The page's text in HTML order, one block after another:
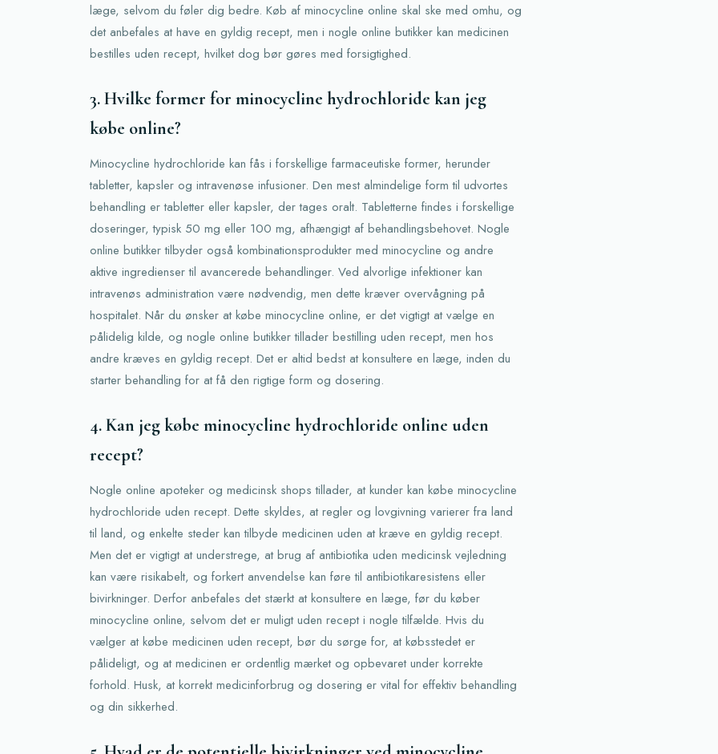
læge, selvom du føler dig bedre. Køb af minocycline online skal ske med omhu, og
det anbefales at have en gyldig recept, men i nogle online butikker kan medicinen
bestilles uden recept, hvilket dog bør gøres med forsigtighed.
3. Hvilke former for minocycline hydrochloride kan jeg
købe online?
Minocycline hydrochloride kan fås i forskellige farmaceutiske former, herunder
tabletter, kapsler og intravenøse infusioner. Den mest almindelige form til udvortes
behandling er tabletter eller kapsler, der tages oralt. Tabletterne findes i forskellige
doseringer, typisk 50 mg eller 100 mg, afhængigt af behandlingsbehovet. Nogle
online butikker tilbyder også kombinationsprodukter med minocycline og andre
aktive ingredienser til avancerede behandlinger. Ved alvorlige infektioner kan
intravenøs administration være nødvendig, men dette kræver overvågning på
hospitalet. Når du ønsker at købe minocycline online, er det vigtigt at vælge en
pålidelig kilde, og nogle online butikker tillader bestilling uden recept, men hos
andre kræves en gyldig recept. Det er altid bedst at konsultere en læge, inden du
starter behandling for at få den rigtige form og dosering.
4. Kan jeg købe minocycline hydrochloride online uden
recept?
Nogle online apoteker og medicinsk shops tillader, at kunder kan købe minocycline
hydrochloride uden recept. Dette skyldes, at regler og lovgivning varierer fra land
til land, og enkelte steder kan tilbyde medicinen uden at kræve en gyldig recept.
Men det er vigtigt at understrege, at brug af antibiotika uden medicinsk vejledning
kan være risikabelt, og forkert anvendelse kan føre til antibiotikaresistens eller
bivirkninger. Derfor anbefales det stærkt at konsultere en læge, før du køber
minocycline online, selvom det er muligt uden recept i nogle tilfælde. Hvis du
vælger at købe medicinen uden recept, bør du sørge for, at købsstedet er
pålideligt, og at medicinen er ordentlig mærket og opbevaret under korrekte
forhold. Husk, at korrekt medicinforbrug og dosering er vital for effektiv behandling
og din sikkerhed.